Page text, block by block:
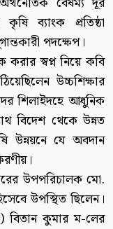
ব্যাংক প্রতিষ্ঠা
পদক্ষেপ।
স্বপ্ন নিয়ে কবি
উচ্চশিক্ষার
শিলাইদহে আধুনিক
বিদেশ থেকে উন্নত
উন্নয়নে যে অবদান
উপপরিচালক মো.
উপস্থিত ছিলেন।
বিতান কুমার ম-লের